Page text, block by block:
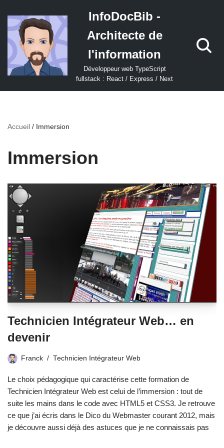
Aller
au
contenu
InfoDocBib -
Architecte de
l'information
Développeur web TypeScript
fullstack : React / Express / Next
Accueil / Immersion
Immersion
Technicien Intégrateur Web… en
devenir
Franck Technicien Intégrateur Web
Le choix pédagogique qui caractérise cette formation de
Technicien Intégrateur Web est celui de l’immersion : tout de
suite les mains dans le code avec HTML5 et CSS3. Je retrouve
ce que j’ai écris dans le Dico du Webmaster courant 2012, mais
je découvre aussi déjà des astuces que je ne connaissais pas